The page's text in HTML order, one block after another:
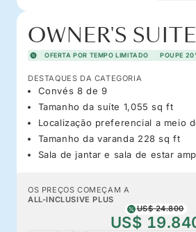
OWNER'S SUITE
OFERTA POR TEMPO LIMITADO POUPE
DESTAQUES DA CATEGORIA
Convés 8 de 9
Tamanho da suíte 1,055 sq ft
Localização preferencial a meio
Tamanho da varanda 228 sq ft
Sala de jantar e sala de estar
OS PREÇOS COMEÇAM A
ALL-INCLUSIVE PLUS
US$ 24.800
US$